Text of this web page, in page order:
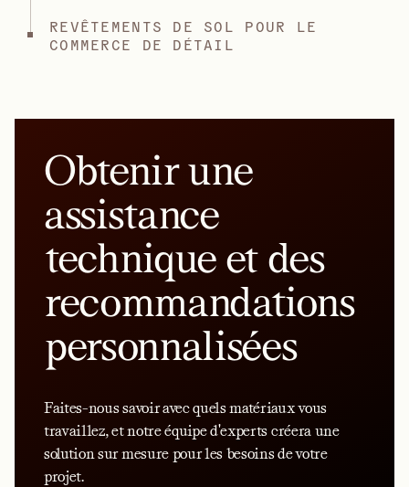
REVÊTEMENTS DE SOL POUR LE
COMMERCE DE DÉTAIL
Obtenir une
assistance
technique et des
recommandations
personnalisées
Faites-nous savoir avec quels matériaux vous
travaillez, et notre équipe d'experts créera une
solution sur mesure pour les besoins de votre
projet.